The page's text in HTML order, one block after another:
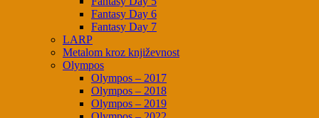
Fantasy Day 6
Fantasy Day 7
LARP
Metalom kroz književnost
Olympos
Olympos – 2017
Olympos – 2018
Olympos – 2019